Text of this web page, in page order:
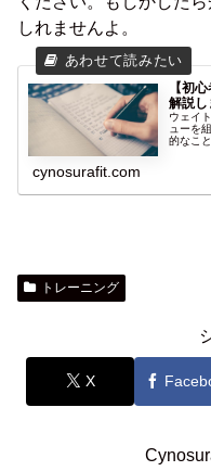
しれませんよ。
【初
解説し
ウェイ
ューを
的なこ
る時迷
cynosurafit.com
トレーニング
X